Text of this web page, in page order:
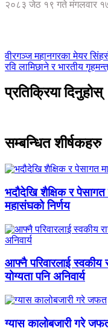
२०८३ जेठ १९ गते मंगलवार
वीरगञ्ज महानगरका मेयर
रवि लामिछाने र भारतीय
प्रतिक्रिया दिनुहोस्
सम्बन्धित शीर्षकहरु
भदौदेखि शैक्षिक र
महासंघको निर्णय
आफ्नै परिवारलाई स्वकीय
योग्यता पनि अनिवार्य
ग्यास कालोबजारी गरे